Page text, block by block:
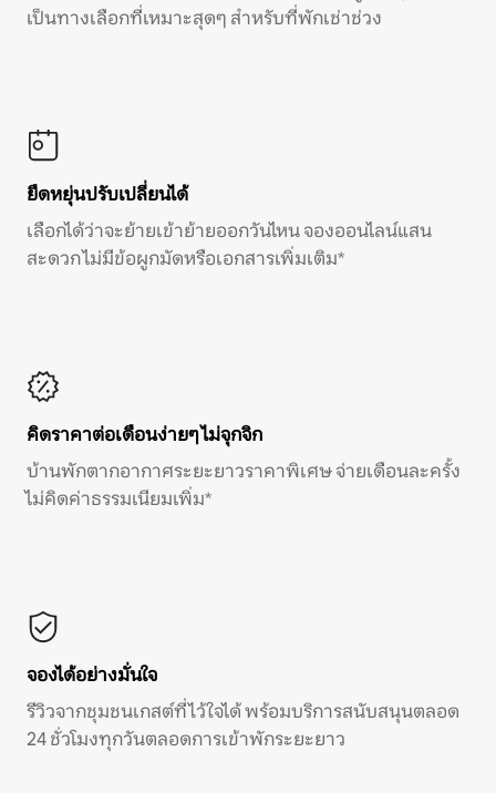
เป็นทางเลือกที่เหมาะสุดๆ สำหรับที่พักเช่าช่วง
ยืดหยุ่นปรับเปลี่ยนได้
เลือกได้ว่าจะย้ายเข้าย้ายออกวันไหน จองออนไลน์แสน
สะดวก ไม่มีข้อผูกมัดหรือเอกสารเพิ่มเติม*
คิดราคาต่อเดือนง่ายๆ ไม่จุกจิก
บ้านพักตากอากาศระยะยาวราคาพิเศษ จ่ายเดือนละครั้ง
ไม่คิดค่าธรรมเนียมเพิ่ม*
จองได้อย่างมั่นใจ
รีวิวจากชุมชนเกสต์ที่ไว้ใจได้ พร้อมบริการสนับสนุนตลอด
24 ชั่วโมงทุกวันตลอดการเข้าพักระยะยาว